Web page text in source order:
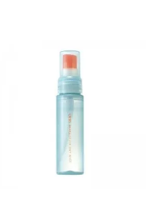
でくずれて毛穴に落ちたファンデー
ションのすき間にフィットし、凹凸
や毛穴をフラットに整えます。また
お直しと同時にうるおいを補給。さ
らに余分な皮脂を吸着して、水分と
皮脂のバランスをコントロールし、
メイクがくずれにくい肌へ。“立て
直す”ことにこだわった設計で、メ